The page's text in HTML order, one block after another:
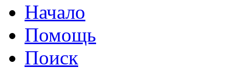
Начало
Помощь
Поиск